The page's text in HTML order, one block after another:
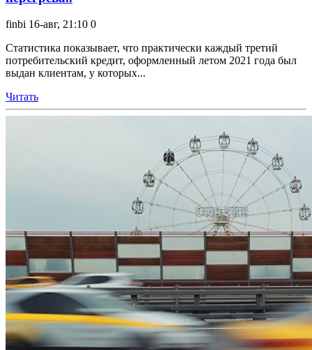
finbi 16-авг, 21:10 0
Статистика показывает, что практически каждый третий
потребительский кредит, оформленный летом 2021 года был
выдан клиентам, у которых...
Читать